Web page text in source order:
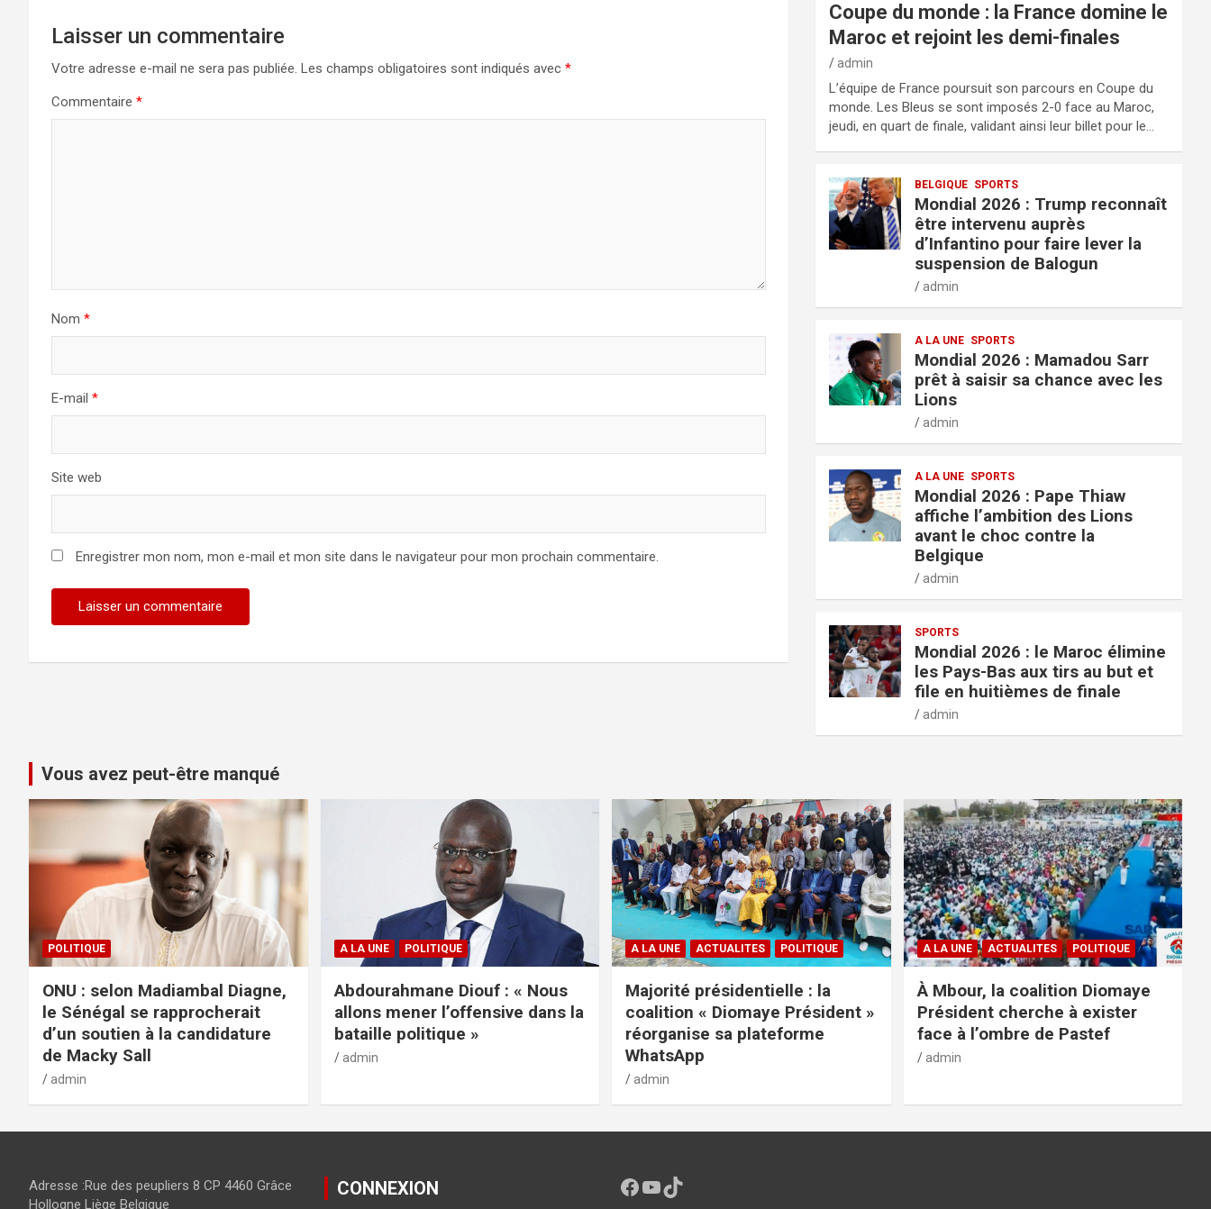
Laisser un commentaire
Votre adresse e-mail ne sera pas publiée. Les champs obligatoires sont indiqués avec *
Commentaire *
Nom *
E-mail *
Site web
Enregistrer mon nom, mon e-mail et mon site dans le navigateur pour mon prochain commentaire.
Coupe du monde : la France domine le
Maroc et rejoint les demi-finales
admin
L’équipe de France poursuit son parcours en Coupe du
monde. Les Bleus se sont imposés 2-0 face au Maroc,
jeudi, en quart de finale, validant ainsi leur billet pour le…
BELGIQUE SPORTS
Mondial 2026 : Trump reconnaît
être intervenu auprès
d’Infantino pour faire lever la
suspension de Balogun
admin
A LA UNE SPORTS
Mondial 2026 : Mamadou Sarr
prêt à saisir sa chance avec les
Lions
admin
A LA UNE SPORTS
Mondial 2026 : Pape Thiaw
affiche l’ambition des Lions
avant le choc contre la
Belgique
admin
SPORTS
Mondial 2026 : le Maroc élimine
les Pays-Bas aux tirs au but et
file en huitièmes de finale
admin
Vous avez peut-être manqué
POLITIQUE
ONU : selon Madiambal Diagne,
le Sénégal se rapprocherait
d’un soutien à la candidature
de Macky Sall
admin
A LA UNE POLITIQUE
Abdourahmane Diouf : « Nous
allons mener l’offensive dans la
bataille politique »
admin
A LA UNE ACTUALITES POLITIQUE
Majorité présidentielle : la
coalition « Diomaye Président »
réorganise sa plateforme
WhatsApp
admin
A LA UNE ACTUALITES POLITIQUE
À Mbour, la coalition Diomaye
Président cherche à exister
face à l’ombre de Pastef
admin
Adresse :Rue des peupliers 8 CP 4460 Grâce
Hollogne Liège Belgique
CONNEXION